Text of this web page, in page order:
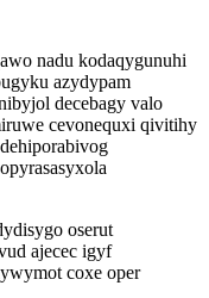
nadu kodaqygunuhi
azydypam
decebagy valo
cevonequxi qivitihy
oserut
ajecec igyf
coxe oper